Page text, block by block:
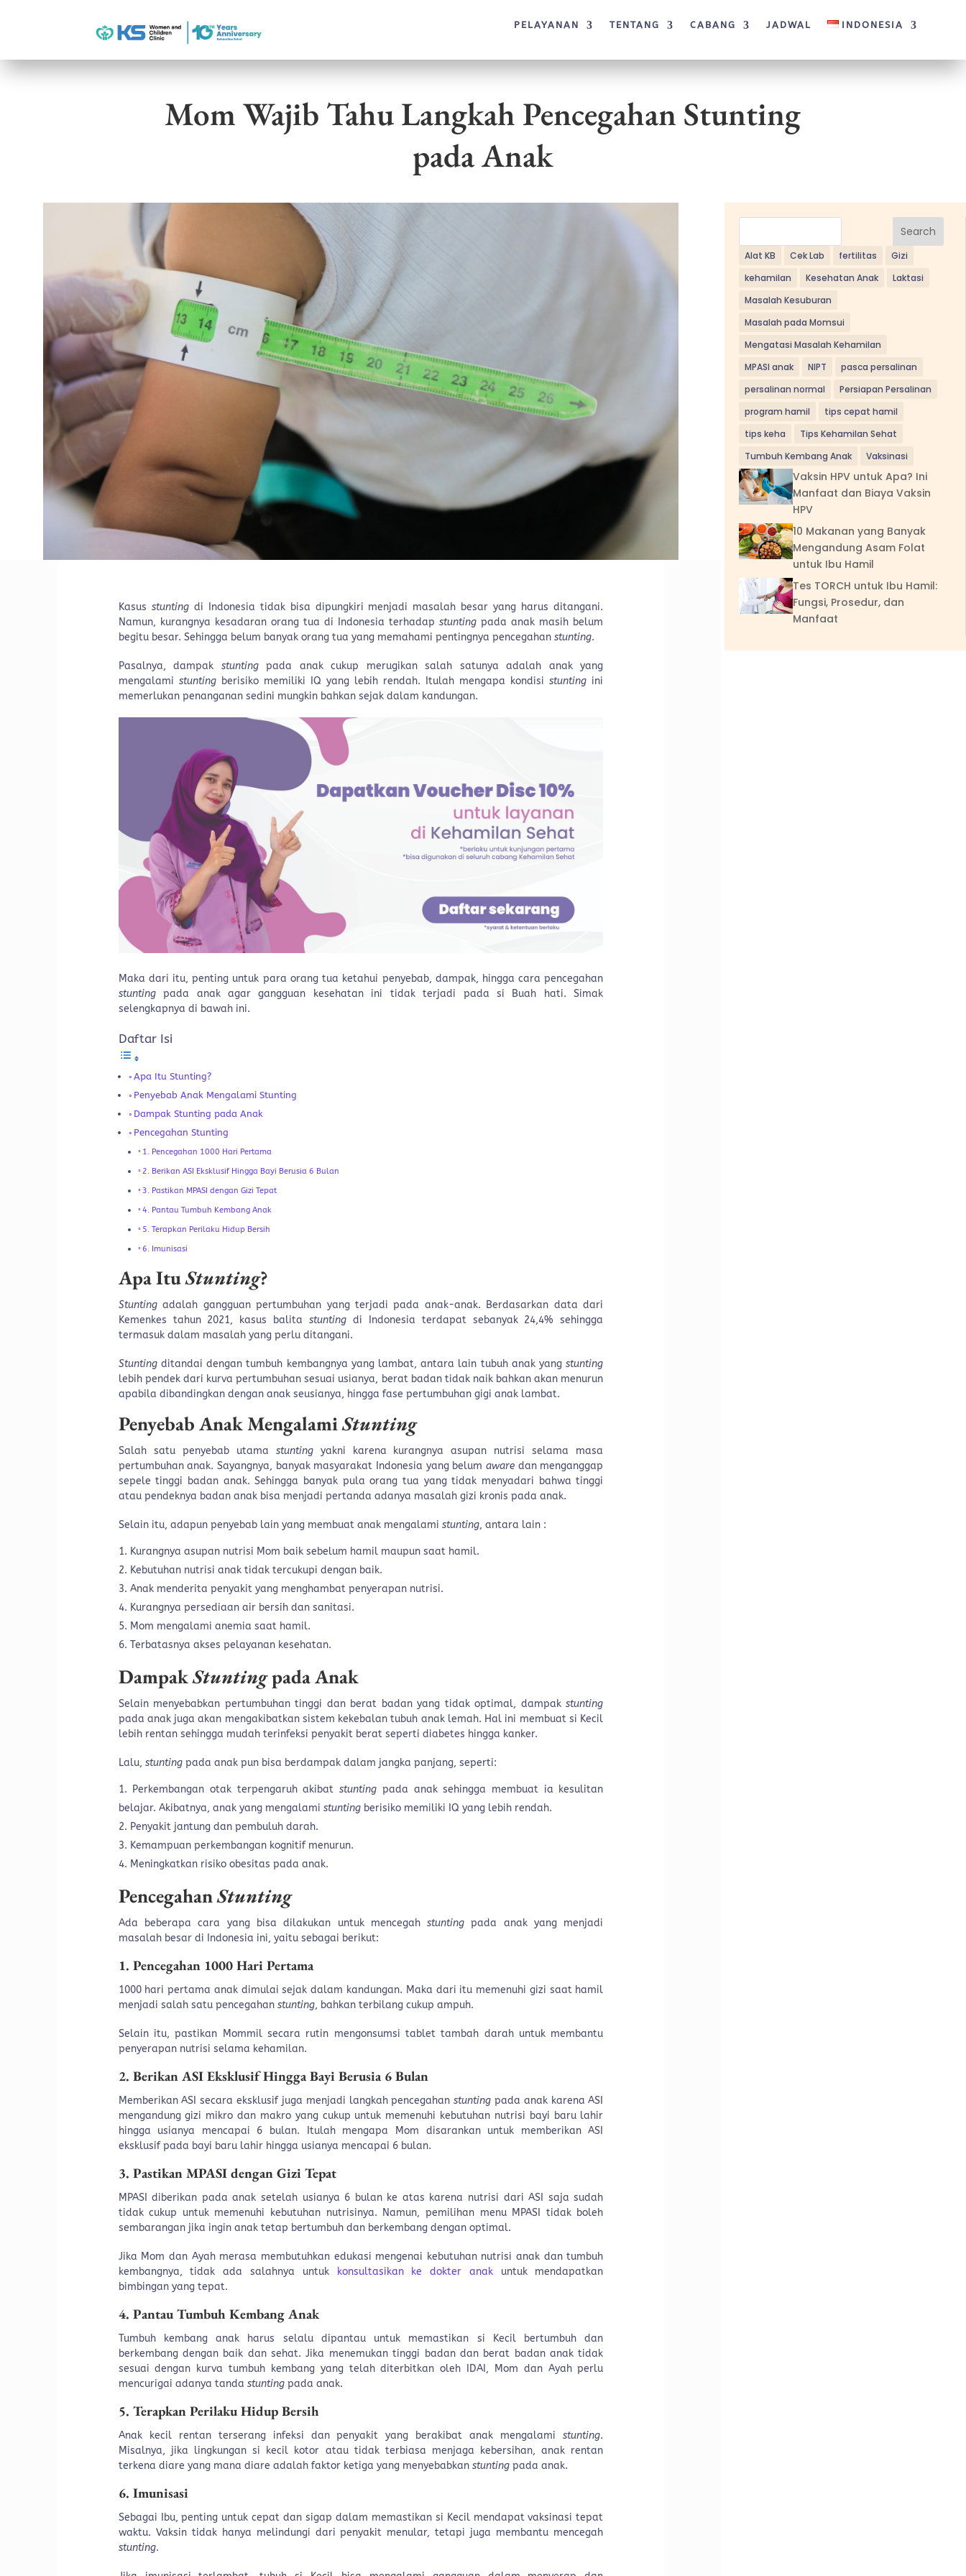
PELAYANAN TENTANG CABANG JADWAL INDONESIA
Mom Wajib Tahu Langkah Pencegahan Stunting
pada Anak
Kasus stuntingdi Indonesia tidak bisa dipungkiri menjadi masalah besar yang harus ditangani.
Namun, kurangnya kesadaran orang tua di Indonesia terhadapstunting pada anak masih belum
begitu besar. Sehingga belum banyak orang tua yang memahami pentingnya pencegahan stunting.
Pasalnya, dampak stuntingpada anak cukup merugikan salah satunya adalah anak yang
mengalami stuntingberisiko memiliki IQ yang lebih rendah. Itulah mengapa kondisistunting ini
memerlukan penanganan sedini mungkin bahkan sejak dalam kandungan.
Maka dari itu, penting untuk para orang tua ketahui penyebab, dampak, hingga cara pencegahan
stuntingpada anak agar gangguan kesehatan ini tidak terjadi pada si Buah hati. Simak
selengkapnya di bawah ini.
Daftar Isi
Apa Itu Stunting?
Penyebab Anak Mengalami Stunting
Dampak Stunting pada Anak
Pencegahan Stunting
1. Pencegahan 1000 Hari Pertama
2. Berikan ASI Eksklusif Hingga Bayi Berusia 6 Bulan
3. Pastikan MPASI dengan Gizi Tepat
4. Pantau Tumbuh Kembang Anak
5. Terapkan Perilaku Hidup Bersih
6. Imunisasi
Apa ItuStunting?
Stuntingadalah gangguan pertumbuhan yang terjadi pada anak-anak. Berdasarkan data dari
Kemenkes tahun 2021, kasus balitastunting di Indonesia terdapat sebanyak 24,4% sehingga
termasuk dalam masalah yang perlu ditangani.
Stuntingditandai dengan tumbuh kembangnya yang lambat, antara lain tubuh anak yangstunting
lebih pendek dari kurva pertumbuhan sesuai usianya, berat badan tidak naik bahkan akan menurun
apabila dibandingkan dengan anak seusianya, hingga fase pertumbuhan gigi anak lambat.
Penyebab Anak MengalamiStunting
Salah satu penyebab utama stuntingyakni karena kurangnya asupan nutrisi selama masa
pertumbuhan anak. Sayangnya, banyak masyarakat Indonesia yang belumaware dan menganggap
sepele tinggi badan anak. Sehingga banyak pula orang tua yang tidak menyadari bahwa tinggi
atau pendeknya badan anak bisa menjadi pertanda adanya masalah gizi kronis pada anak.
Selain itu, adapun penyebab lain yang membuat anak mengalami stunting, antara lain :
Kurangnya asupan nutrisi Mom baik sebelum hamil maupun saat hamil.
Kebutuhan nutrisi anak tidak tercukupi dengan baik.
Anak menderita penyakit yang menghambat penyerapan nutrisi.
Kurangnya persediaan air bersih dan sanitasi.
Mom mengalami anemia saat hamil.
Terbatasnya akses pelayanan kesehatan.
DampakStuntingpada Anak
Selain menyebabkan pertumbuhan tinggi dan berat badan yang tidak optimal, dampakstunting
pada anak juga akan mengakibatkan sistem kekebalan tubuh anak lemah. Hal ini membuat si Kecil
lebih rentan sehingga mudah terinfeksi penyakit berat seperti diabetes hingga kanker.
Lalu, stuntingpada anak pun bisa berdampak dalam jangka panjang, seperti:
Perkembangan otak terpengaruh akibatstunting pada anak sehingga membuat ia kesulitan
belajar. Akibatnya, anak yang mengalami stuntingberisiko memiliki IQ yang lebih rendah.
Penyakit jantung dan pembuluh darah.
Kemampuan perkembangan kognitif menurun.
Meningkatkan risiko obesitas pada anak.
PencegahanStunting
Ada beberapa cara yang bisa dilakukan untuk mencegahstunting pada anak yang menjadi
masalah besar di Indonesia ini, yaitu sebagai berikut:
1. Pencegahan 1000 Hari Pertama
1000 hari pertama anak dimulai sejak dalam kandungan. Maka dari itu memenuhi gizi saat hamil
menjadi salah satu pencegahan stunting, bahkan terbilang cukup ampuh.
Selain itu, pastikan Mommil secara rutin mengonsumsi tablet tambah darah untuk membantu
penyerapan nutrisi selama kehamilan.
2. Berikan ASI Eksklusif Hingga Bayi Berusia 6 Bulan
Memberikan ASI secara eksklusif juga menjadi langkah pencegahanstunting pada anak karena ASI
mengandung gizi mikro dan makro yang cukup untuk memenuhi kebutuhan nutrisi bayi baru lahir
hingga usianya mencapai 6 bulan. Itulah mengapa Mom disarankan untuk memberikan ASI
eksklusif pada bayi baru lahir hingga usianya mencapai 6 bulan.
3. Pastikan MPASI dengan Gizi Tepat
MPASI diberikan pada anak setelah usianya 6 bulan ke atas karena nutrisi dari ASI saja sudah
tidak cukup untuk memenuhi kebutuhan nutrisinya. Namun, pemilihan menu MPASI tidak boleh
sembarangan jika ingin anak tetap bertumbuh dan berkembang dengan optimal.
Jika Mom dan Ayah merasa membutuhkan edukasi mengenai kebutuhan nutrisi anak dan tumbuh
kembangnya, tidak ada salahnya untuk
konsultasikan ke dokter anakuntuk mendapatkan
bimbingan yang tepat.
4. Pantau Tumbuh Kembang Anak
Tumbuh kembang anak harus selalu dipantau untuk memastikan si Kecil bertumbuh dan
berkembang dengan baik dan sehat. Jika menemukan tinggi badan dan berat badan anak tidak
sesuai dengan kurva tumbuh kembang yang telah diterbitkan oleh IDAI, Mom dan Ayah perlu
mencurigai adanya tanda stuntingpada anak.
5. Terapkan Perilaku Hidup Bersih
Anak kecil rentan terserang infeksi dan penyakit yang berakibat anak mengalamistunting.
Misalnya, jika lingkungan si kecil kotor atau tidak terbiasa menjaga kebersihan, anak rentan
terkena diare yang mana diare adalah faktor ketiga yang menyebabkan stuntingpada anak.
6. Imunisasi
Sebagai Ibu, penting untuk cepat dan sigap dalam memastikan si Kecil mendapat vaksinasi tepat
waktu. Vaksin tidak hanya melindungi dari penyakit menular, tetapi juga membantu mencegah
stunting.
Search
Alat KB Cek Lab fertilitas
Gizi
kehamilan
Kesehatan Anak
Laktasi
Masalah Kesuburan
Masalah pada Momsui
Mengatasi Masalah Kehamilan
MPASI anak
NIPT
pasca persalinan
persalinan normal
Persiapan Persalinan
program hamil
tips cepat hamil
tips keha
Tips Kehamilan Sehat
Tumbuh Kembang Anak
Vaksinasi
Vaksin HPV untuk Apa? Ini
Manfaat dan Biaya Vaksin
HPV
10 Makanan yang Banyak
Mengandung Asam Folat
untuk Ibu Hamil
Tes TORCH untuk Ibu Hamil:
Fungsi, Prosedur, dan
Manfaat